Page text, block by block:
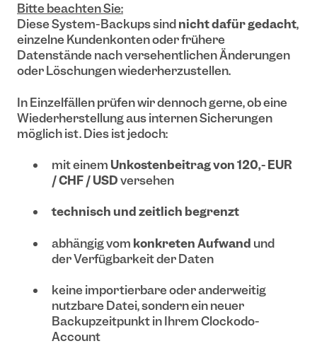
Bitte beachten Sie:
Diese System-Backups sindnicht dafür gedacht,
einzelne Kundenkonten oder frühere
Datenstände nach versehentlichen Änderungen
oder Löschungen wiederherzustellen.
In Einzelfällen prüfen wir dennoch gerne, ob eine
Wiederherstellung aus internen Sicherungen
möglich ist. Dies ist jedoch:
mit einem Unkostenbeitrag von 120,- EUR
/ CHF / USDversehen
technisch und zeitlich begrenzt
abhängig vom konkreten Aufwand und
der Verfügbarkeit der Daten
keine importierbare oder anderweitig
nutzbare Datei, sondern ein neuer
Backupzeitpunkt in Ihrem Clockodo-
Account